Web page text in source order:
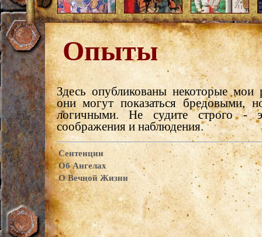
Опыты
Здесь опубликованы некоторые
они могут показаться бредовыми,
логичными. Не судите строго -
соображения и наблюдения.
Сентенции
Об Ангелах
О Вечной Жизни